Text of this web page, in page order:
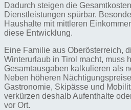
Dadurch steigen die
Dienstleistungen spürbar.
Haushalte mit mittleren
diese Entwicklung.
Eine Familie aus Oberösterreich,
Winterurlaub in Tirol macht, muss
Gesamtausgaben kalkulieren als
Neben höheren
Gastronomie, Skipässe und
verkürzen deshalb Aufenthalte
vor Ort.